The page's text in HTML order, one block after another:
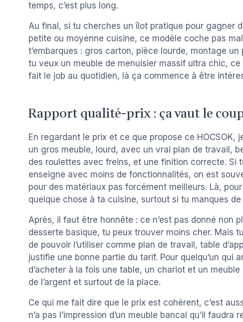
temps, c’est plus long.
Au final, si tu cherches un îlot pratique pour gagner
petite ou moyenne cuisine, ce modèle coche pas
t’embarques : gros carton, pièce lourde, montage
tu veux un meuble de menuisier massif ultra chic,
fait le job au quotidien, là ça commence à être
Rapport qualité-prix : ça vaut le
En regardant le prix et ce que propose ce
un gros meuble, lourd, avec un vrai plan de travail,
des roulettes avec freins, et une finition correcte. Si
enseigne avec moins de fonctionnalités, on est
pour des matériaux pas forcément meilleurs. Là,
quelque chose à ta cuisine, surtout si tu manques de
Après, il faut être honnête : ce n’est pas donné non
desserte basique, tu peux trouver moins cher. Mais
de pouvoir l’utiliser comme plan de travail, table
justifie une bonne partie du tarif. Pour quelqu’un
d’acheter à la fois une table, un chariot et un
de l’argent et surtout de la place.
Ce qui me fait dire que le prix est cohérent, c’est
n’a pas l’impression d’un meuble bancal qu’il